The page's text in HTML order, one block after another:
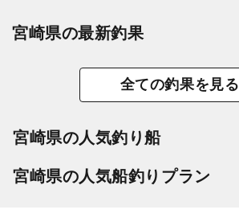
宮崎県の最新釣果
全ての釣果を見る
宮崎県の人気釣り船
宮崎県の人気船釣りプラン